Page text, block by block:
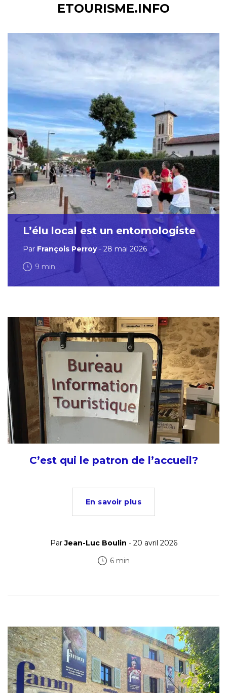
ETOURISME.INFO
L’élu local est un entomologiste
Par François Perroy- 28 mai 2026
9 min
C’est qui le patron de l’accueil?
En savoir plus
ParJean-Luc Boulin - 20 avril 2026
6 min